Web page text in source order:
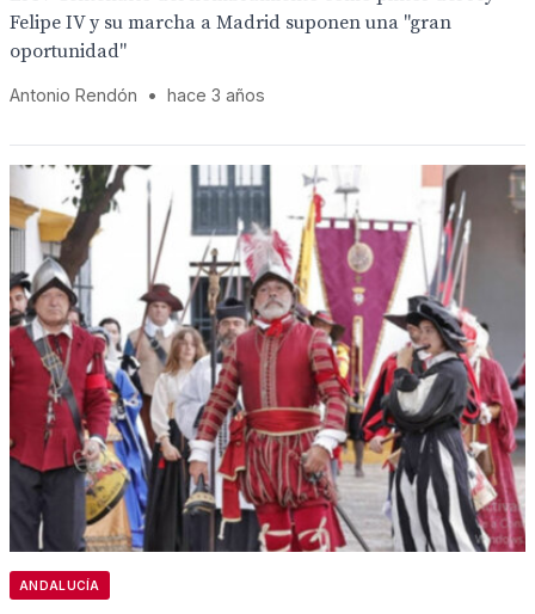
Felipe IV y su marcha a Madrid suponen una "gran
oportunidad"
Antonio Rendón • hace 3 años
ANDALUCÍA